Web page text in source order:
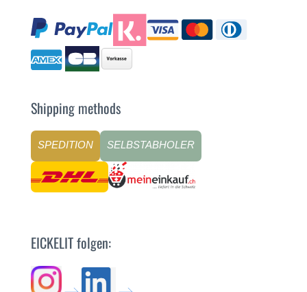
Shipping methods
SPEDITION SELBSTABHOLER
EICKELIT folgen: